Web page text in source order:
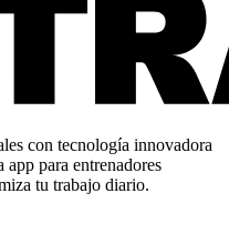
con tecnología innovadora
para entrenadores
tu trabajo diario.